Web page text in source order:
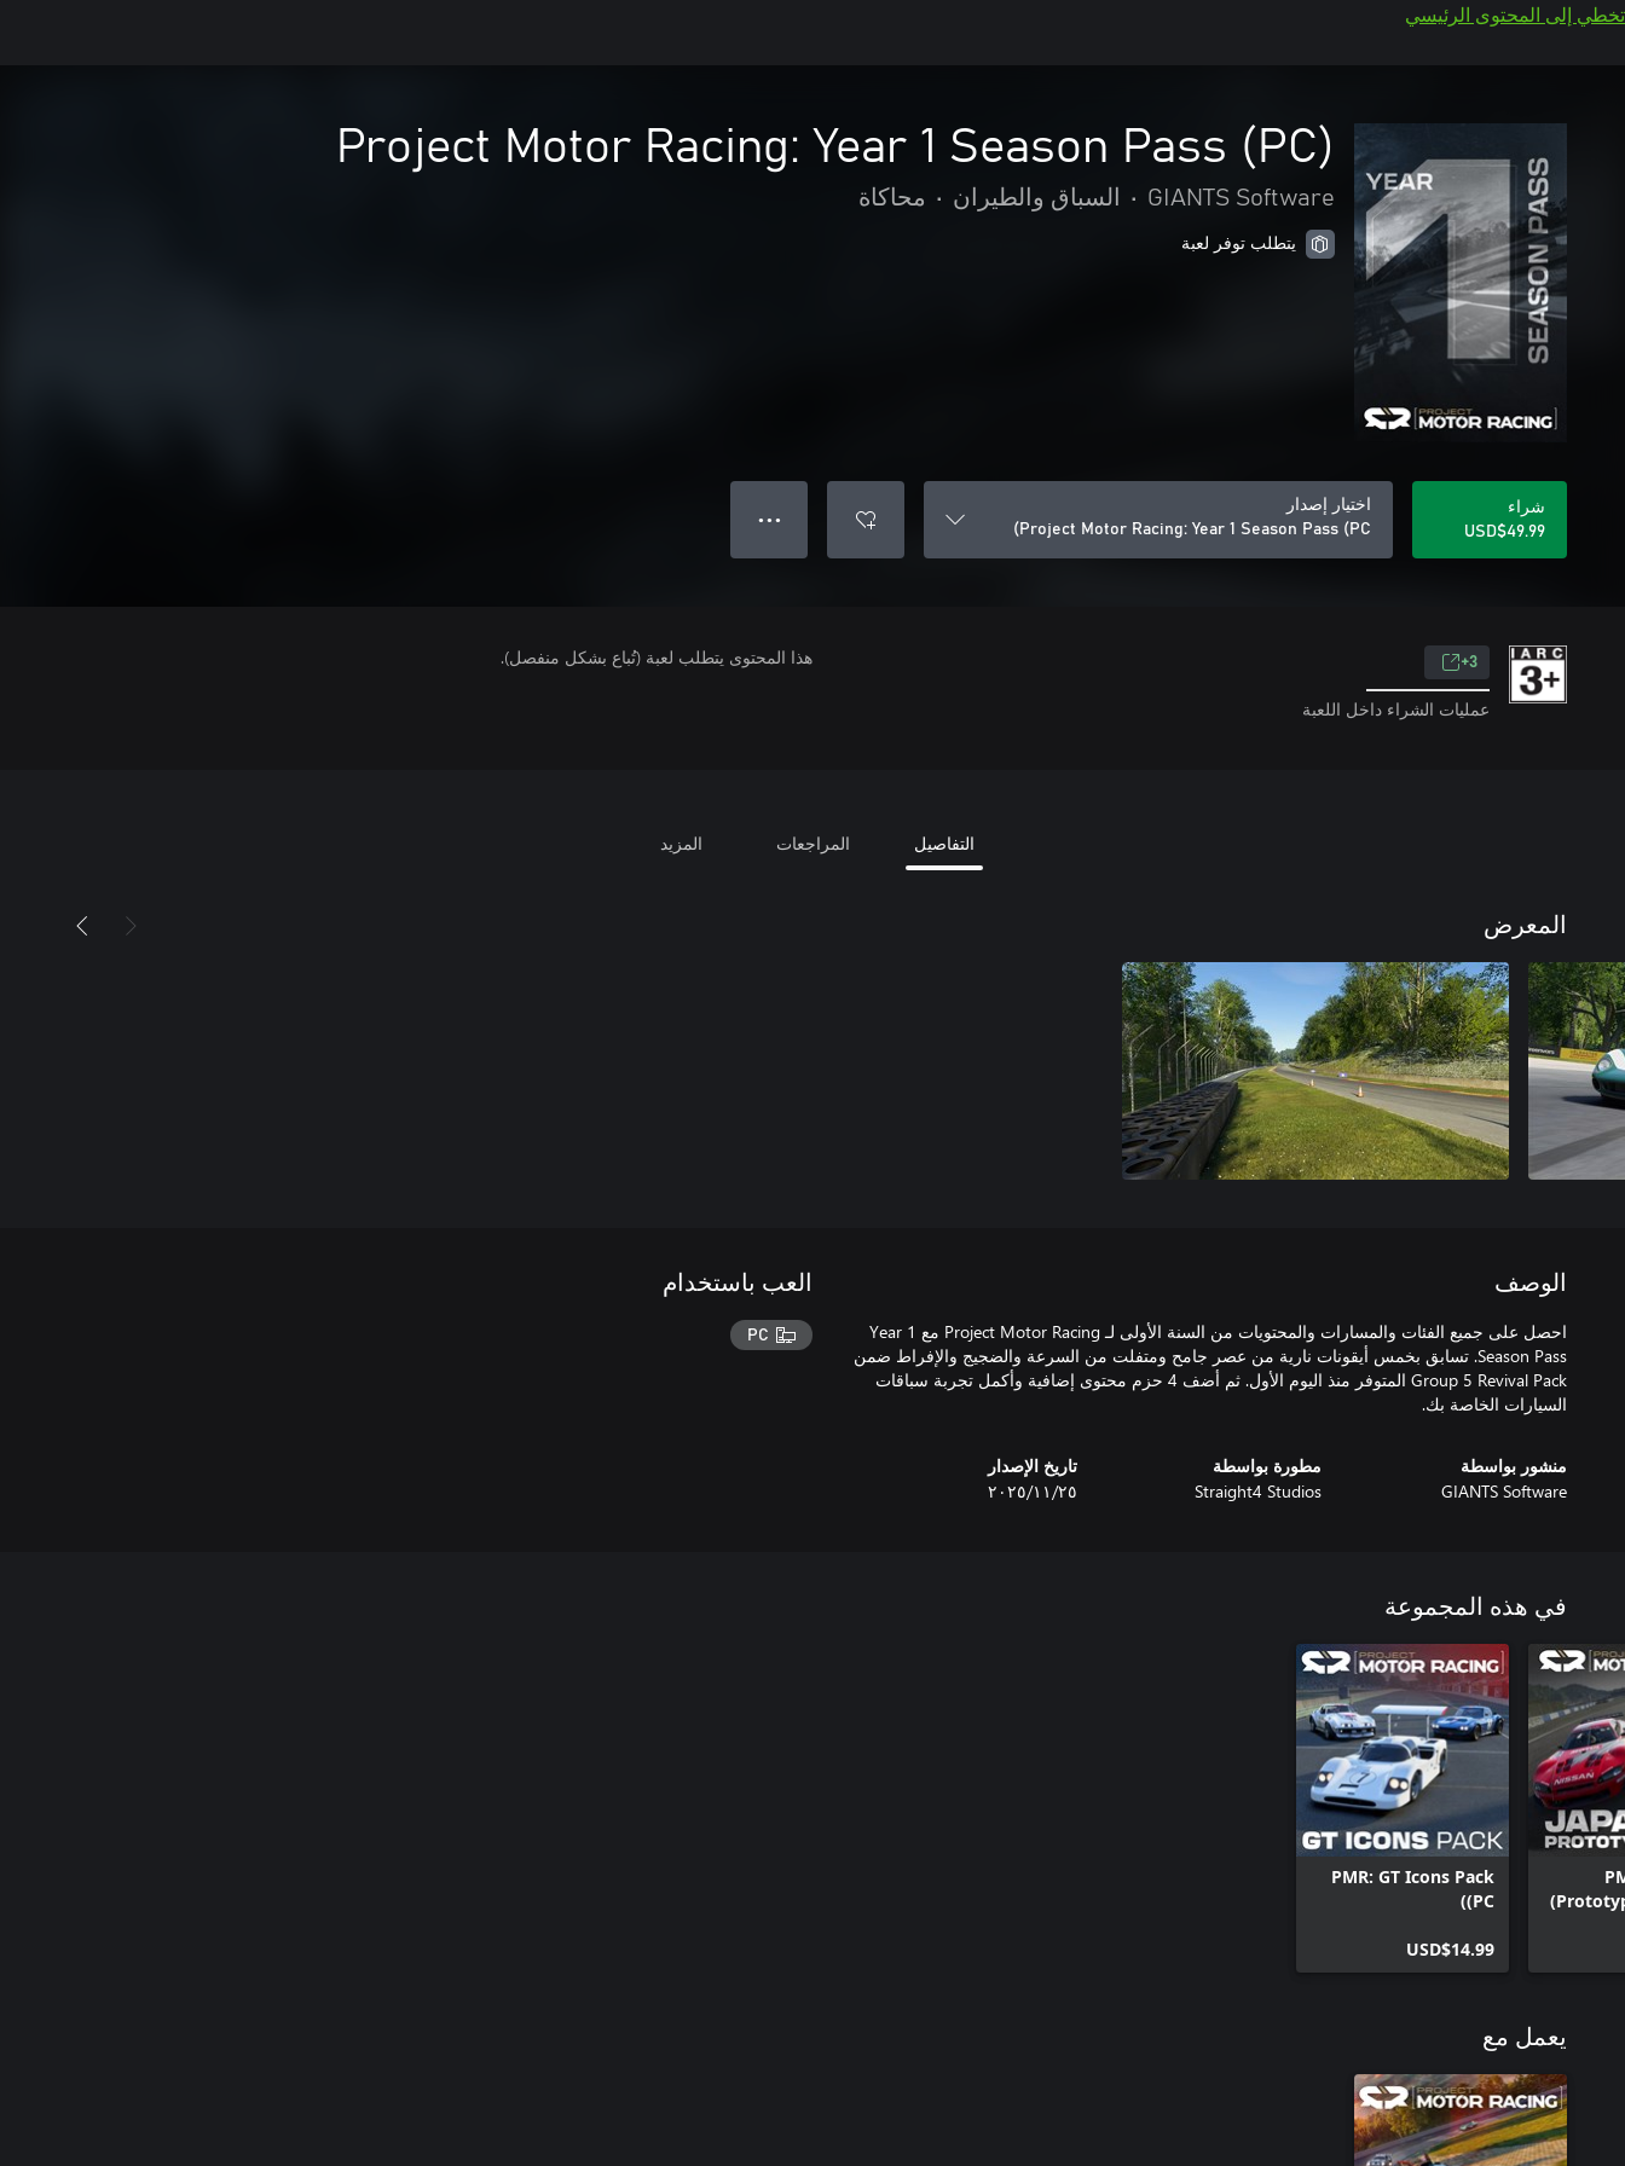
تخطي إلى المحتوى الرئيسي
Project Motor Racing: Year 1 Season Pass (PC)
GIANTS Software
• السباق والطيران • محاكاة
يتطلب توفر لعبة
شراء
USD$49.99
اختيار إصدار
Project Motor Racing: Year 1 Season Pass (PC)
● ● ●
3+
عمليات الشراء داخل اللعبة
هذا المحتوى يتطلب لعبة (تُباع بشكل منفصل).
التفاصيل المراجعات المزيد
المعرض
الوصف
احصل على جميع الفئات والمسارات والمحتويات من السنة الأولى لـ Project Motor Racing مع Year 1
Season Pass. تسابق بخمس أيقونات نارية من عصر جامح ومتفلت من السرعة والضجيج والإفراط ضمن
Group 5 Revival Pack المتوفر منذ اليوم الأول. ثم أضف 4 حزم محتوى إضافية وأكمل تجربة سباقات
السيارات الخاصة بك.
منشور بواسطة
GIANTS Software
مطورة بواسطة
Straight4 Studios
تاريخ الإصدار
٢٥‏/١١‏/٢٠٢٥
العب باستخدام
PC
في هذه المجموعة
PMR: GT Icons Pack
(PC)
USD$14.99
يعمل مع